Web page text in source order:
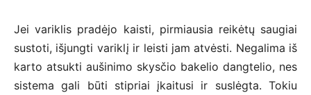
Jei variklis pradėjo kaisti, pirmiausia reikėtų saugiai
sustoti, išjungti variklį ir leisti jam atvėsti. Negalima iš
karto atsukti aušinimo skysčio bakelio dangtelio, nes
sistema gali būti stipriai įkaitusi ir suslėgta. Tokiu